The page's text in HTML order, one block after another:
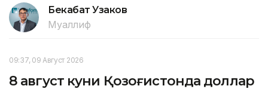
Бекабат Узаков
Муаллиф
09:37, 09 Август 2026
8 август куни Қозоғистонда доллар